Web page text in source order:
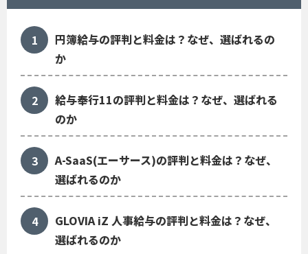
円簿給与の評判と料金は？なぜ、選ばれるの
か
給与奉行11の評判と料金は？なぜ、選ばれる
のか
A-SaaS(エーサース)の評判と料金は？なぜ、
選ばれるのか
GLOVIA iZ 人事給与の評判と料金は？なぜ、
選ばれるのか